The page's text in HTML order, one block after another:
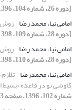
[دوره 26، شماره 104، 1396، صفحه 9-25]
امامی نیا، محمد رضا روش
[دوره 28، شماره 109، 1398، صفحه 117-134]
امامی نیا، محمد رضا روش
[دوره 28، شماره 110، 1398، صفحه 115-139]
امامی نیا، محمدرضا
کاوشی نو در قاعده «بسیط
شماره 102، 1396، صفحه 123-140]